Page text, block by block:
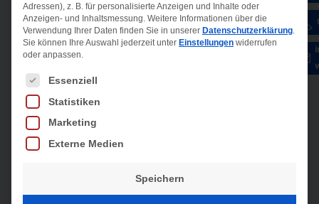
Adressen), z. B. für personalisierte Anzeigen und Inhalte oder
Anzeigen- und Inhaltsmessung. Weitere Informationen über die
Verwendung Ihrer Daten finden Sie in unserer Datenschutzerklärung.
Sie können Ihre Auswahl jederzeit unter Einstellungen widerrufen
oder anpassen.
Es folgt eine Liste der Service-Gruppen, für die
Essenziell
Statistiken
Marketing
Externe Medien
Speichern